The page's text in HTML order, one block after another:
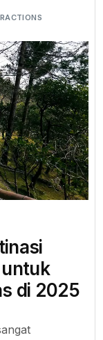
di 2025